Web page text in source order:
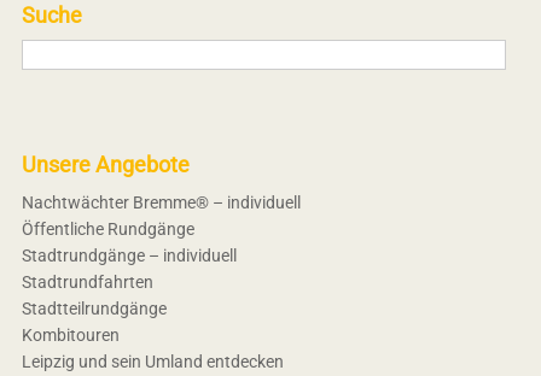
Suche
Unsere Angebote
Nachtwächter Bremme® – individuell
Öffentliche Rundgänge
Stadtrundgänge – individuell
Stadtrundfahrten
Stadtteilrundgänge
Kombitouren
Leipzig und sein Umland entdecken